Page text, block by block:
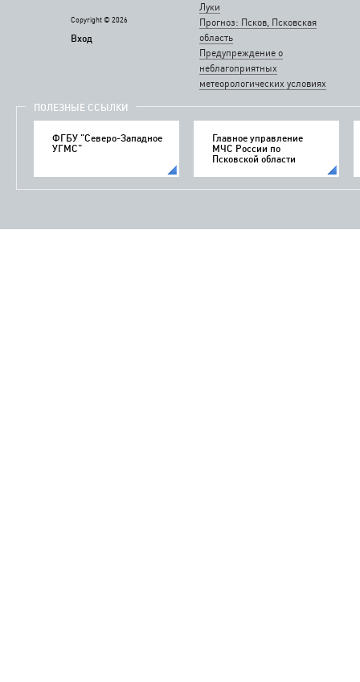
Copyright © 2026
Вход
Луки
Прогноз: Псков, Псковская
область
Предупреждение о
неблагоприятных
метеорологических условиях
ПОЛЕЗНЫЕ ССЫЛКИ
ФГБУ "Северо-Западное
УГМС"
Главное управление
МЧС России по
Псковской области